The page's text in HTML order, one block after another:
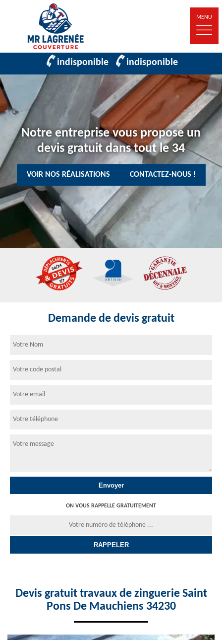
MENU
indisponible indisponible
Notre entreprise vous propose un
devis gratuit dans tout le 34
VOIR NOS RÉALISATIONS CONTACTEZ-NOUS !
Demande de devis gratuit
ON VOUS RAPPELLE GRATUITEMENT
Devis gratuit travaux de zinguerie Saint
Pons De Mauchiens 34230